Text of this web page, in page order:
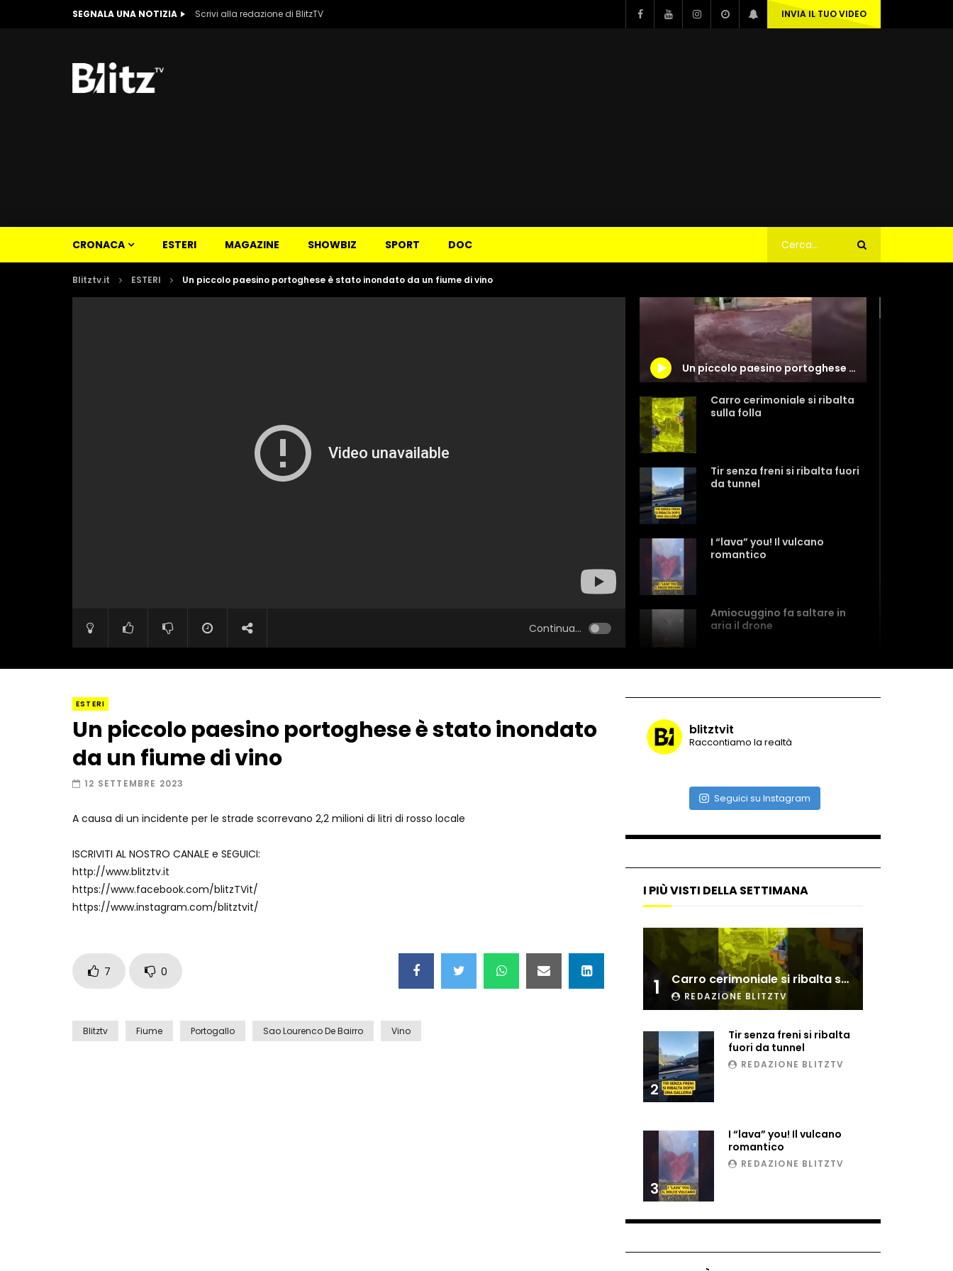
SEGNALA UNA NOTIZIA Scrivi alla redazione di BlitzTV INVIA IL TUO VIDEO
CRONACA ESTERI MAGAZINE SHOWBIZ SPORT DOC
Blitztv.it ESTERI Un piccolo paesino portoghese è stato inondato da un fiume di vino
Continua...
Un piccolo paesino portoghese è stato inondato da un fiume di vino
Carro cerimoniale si ribalta
sulla folla
Tir senza freni si ribalta fuori
da tunnel
I “lava” you! Il vulcano
romantico
Amiocuggino fa saltare in
aria il drone
dopo incidente
Nei casinò arriva il cambio
Esplode cabina elettrica
sotterranea
Grattacielo crolla per un
incendio
Ammiocuggino con la ruspa…
ESTERI
Un piccolo paesino portoghese è stato inondato
da un fiume di vino
12 SETTEMBRE 2023
A causa di un incidente per le strade scorrevano 2,2 milioni di litri di rosso locale
ISCRIVITI AL NOSTRO CANALE e SEGUICI:
http://www.blitztv.it
https://www.facebook.com/blitzTVit/
https://www.instagram.com/blitztvit/
7 0
Blitztv Fiume Portogallo Sao Lourenco De Bairro Vino
blitztvit
Raccontiamo la realtà
Seguici su Instagram
I PIÙ VISTI DELLA SETTIMANA
1 Carro cerimoniale si ribalta sulla folla
REDAZIONE BLITZTV
2
Tir senza freni si ribalta
fuori da tunnel
REDAZIONE BLITZTV
3
I “lava” you! Il vulcano
romantico
REDAZIONE BLITZTV